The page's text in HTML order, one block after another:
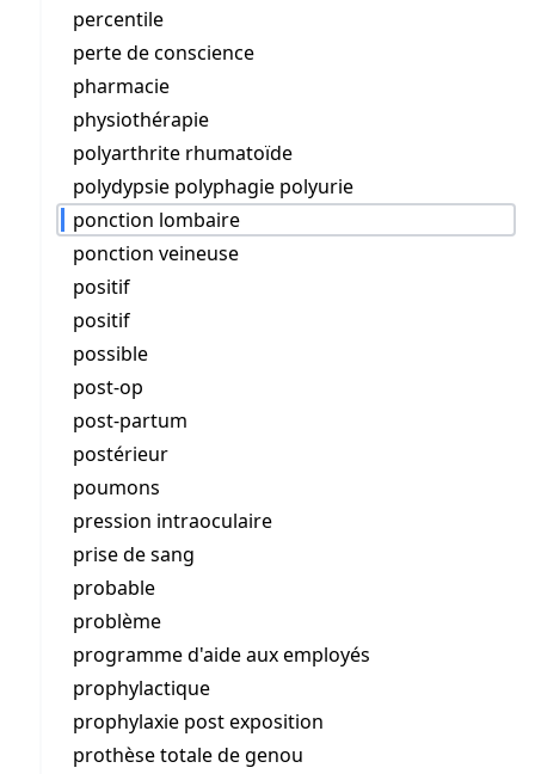
percentile
perte de conscience
pharmacie
physiothérapie
polyarthrite rhumatoïde
polydypsie polyphagie polyurie
ponction lombaire
ponction veineuse
positif
positif
possible
post-op
post-partum
postérieur
poumons
pression intraoculaire
prise de sang
probable
problème
programme d'aide aux employés
prophylactique
prophylaxie post exposition
prothèse totale de genou